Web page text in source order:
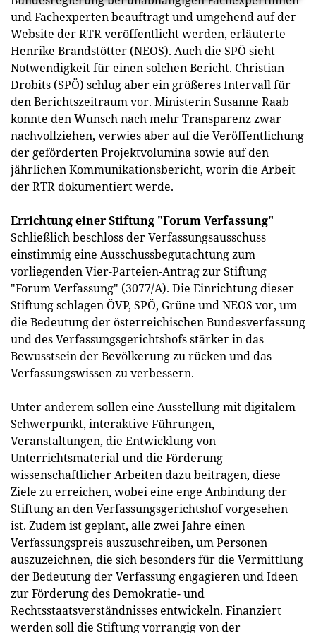
und Fachexperten beauftragt und umgehend auf der
Website der RTR veröffentlicht werden, erläuterte
Henrike Brandstötter (NEOS). Auch die SPÖ sieht
Notwendigkeit für einen solchen Bericht. Christian
Drobits (SPÖ) schlug aber ein größeres Intervall für
den Berichtszeitraum vor. Ministerin Susanne Raab
konnte den Wunsch nach mehr Transparenz zwar
nachvollziehen, verwies aber auf die Veröffentlichung
der geförderten Projektvolumina sowie auf den
jährlichen Kommunikationsbericht, worin die Arbeit
der RTR dokumentiert werde.
Errichtung einer Stiftung "Forum Verfassung"
Schließlich beschloss der Verfassungsausschuss
einstimmig eine Ausschussbegutachtung zum
vorliegenden Vier-Parteien-Antrag zur Stiftung
"Forum Verfassung" (3077/A). Die Einrichtung dieser
Stiftung schlagen ÖVP, SPÖ, Grüne und NEOS vor, um
die Bedeutung der österreichischen Bundesverfassung
und des Verfassungsgerichtshofs stärker in das
Bewusstsein der Bevölkerung zu rücken und das
Verfassungswissen zu verbessern.
Unter anderem sollen eine Ausstellung mit digitalem
Schwerpunkt, interaktive Führungen,
Veranstaltungen, die Entwicklung von
Unterrichtsmaterial und die Förderung
wissenschaftlicher Arbeiten dazu beitragen, diese
Ziele zu erreichen, wobei eine enge Anbindung der
Stiftung an den Verfassungsgerichtshof vorgesehen
ist. Zudem ist geplant, alle zwei Jahre einen
Verfassungspreis auszuschreiben, um Personen
auszuzeichnen, die sich besonders für die Vermittlung
der Bedeutung der Verfassung engagieren und Ideen
zur Förderung des Demokratie- und
Rechtsstaatsverständnisses entwickeln. Finanziert
werden soll die Stiftung vorrangig von der